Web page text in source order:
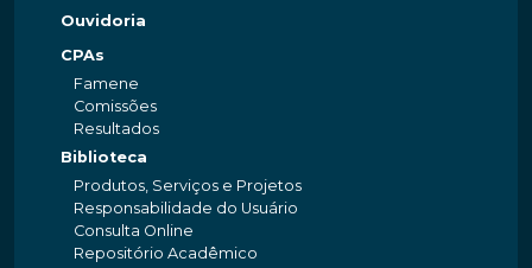
Ouvidoria
CPAs
Famene
Comissões
Resultados
Biblioteca
Produtos, Serviços e Projetos
Responsabilidade do Usuário
Consulta Online
Repositório Acadêmico